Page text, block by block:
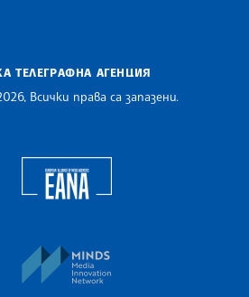
ТЕЛЕГРАФНА АГЕНЦИЯ
Всички права са запазени.
Assocoation of the Balkan News Agencies
Newsroom